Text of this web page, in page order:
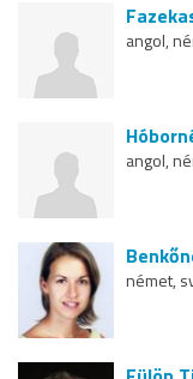
angol,
angol,
német,